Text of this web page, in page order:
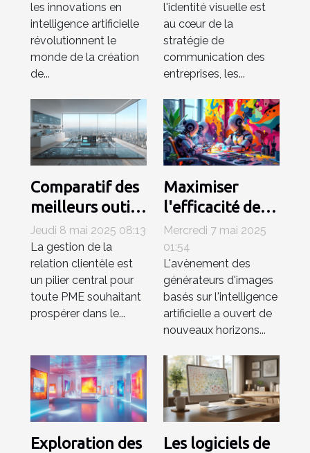
de contenu
numérique ?
les innovations en
intelligence artificielle
révolutionnent le
monde de la création
de...
générateurs de
logo AI
l'identité visuelle est
au cœur de la
stratégie de
communication des
entreprises, les...
Comparatif des
meilleurs outils
CRM pour PME
en 2023
efficacité et
coût
Jeudi 8 mai 2025 08:13
La gestion de la
relation clientèle est
un pilier central pour
toute PME souhaitant
prospérer dans le...
Maximiser
l'efficacité des
générateurs
d'images IA
pour les projets
artistiques
Mercredi 7 mai 2025
01:54
L'avènement des
générateurs d'images
basés sur l'intelligence
artificielle a ouvert de
nouveaux horizons...
Exploration des
Les logiciels de